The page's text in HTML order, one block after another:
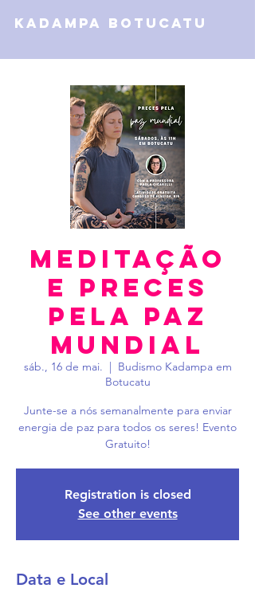
kadampa botucatu
Meditação
e Preces
Pela Paz
Mundial
sáb., 16 de mai.
  |
Budismo Kadampa em
Botucatu
Junte-se a nós semanalmente para enviar
energia de paz para todos os seres! Evento
Gratuito!
Registration is closed
See other events
Data e Local